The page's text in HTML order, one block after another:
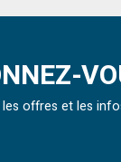
offres et les